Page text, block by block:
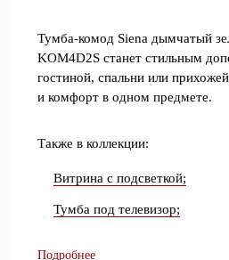
Тумба-комод Siena дымчатый
KOM4D2S станет стильным
гостиной, спальни или
и комфорт в одном предмете.
Также в коллекции:
Витрина с подсветкой;
Тумба под телевизор;
Подробнее